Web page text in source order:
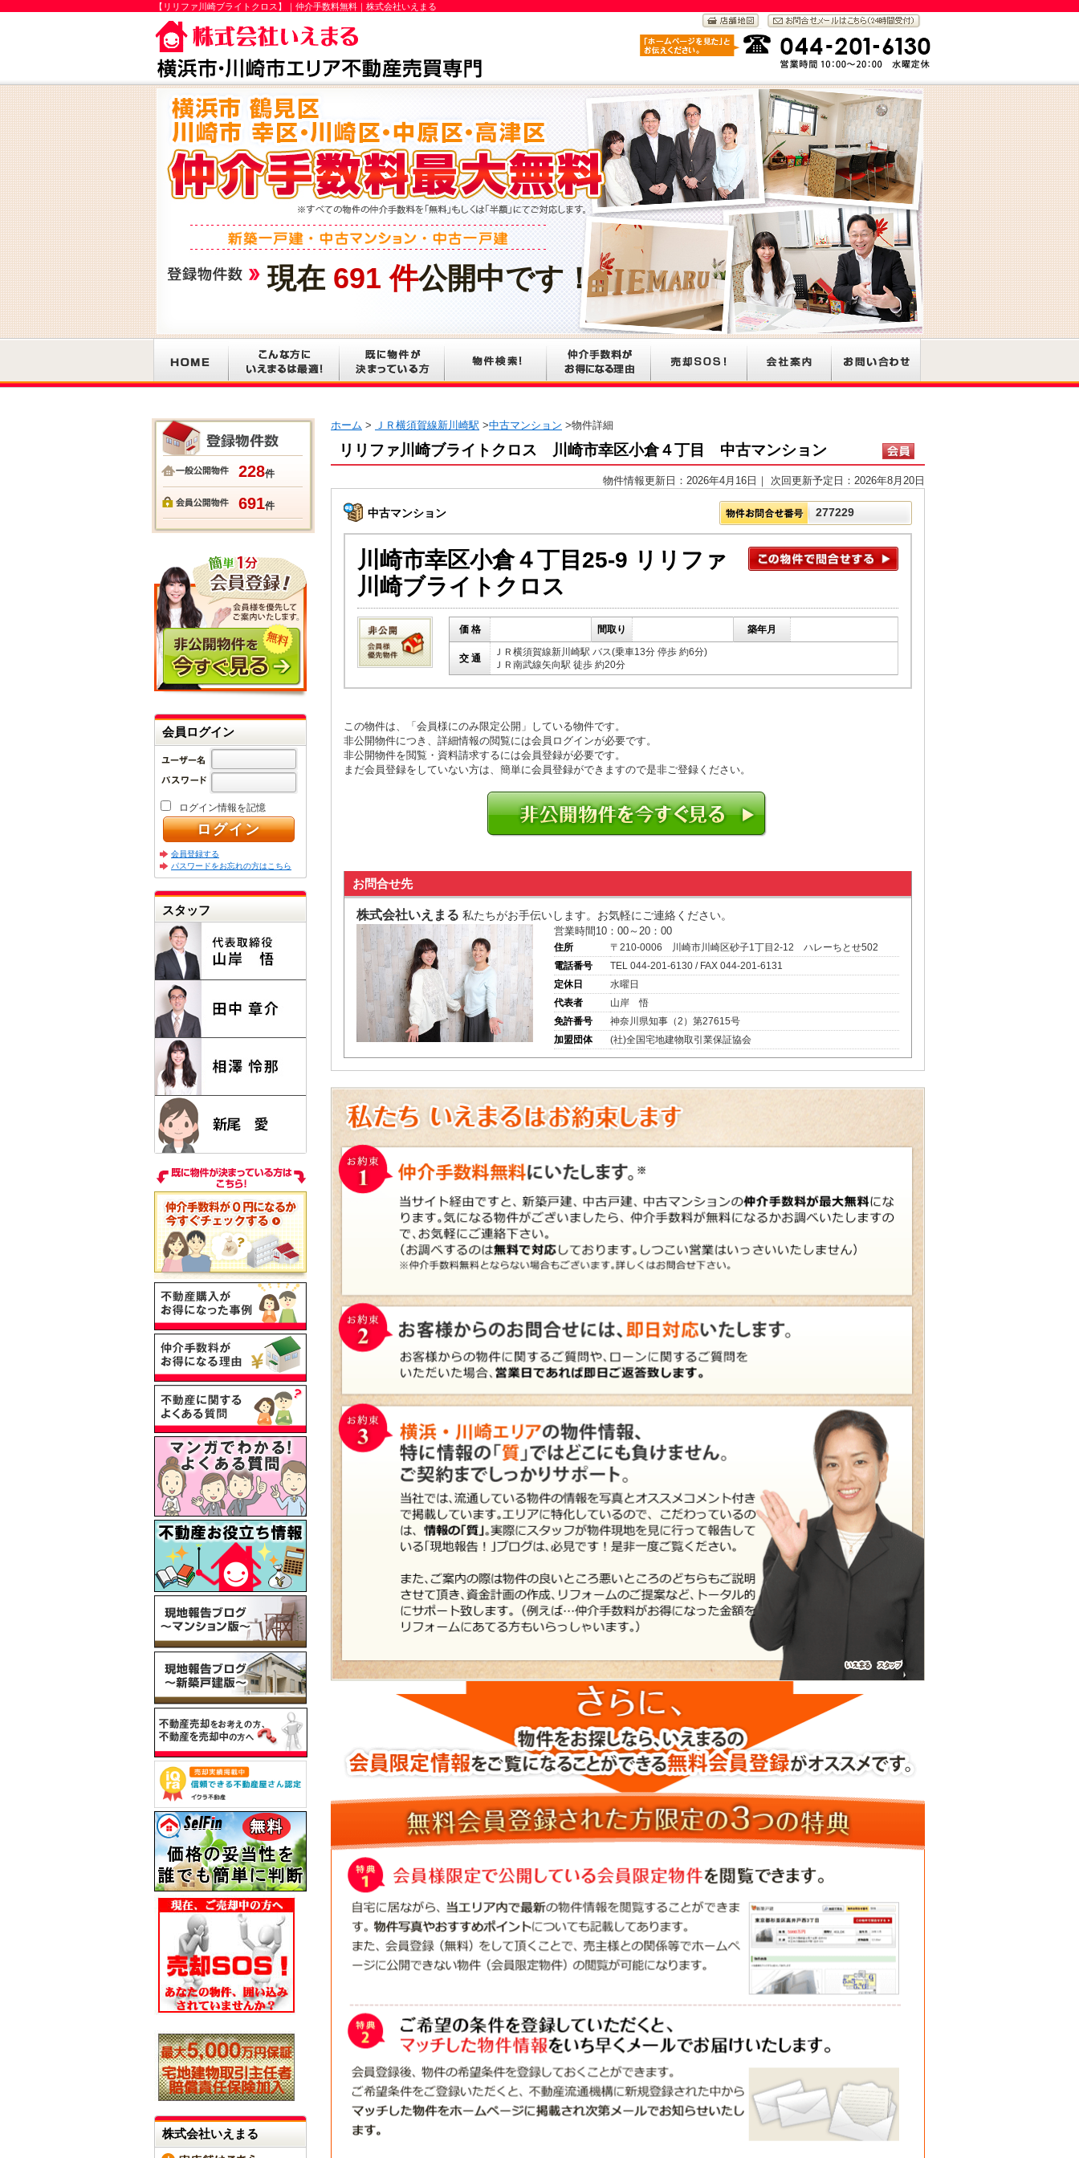
【リリファ川崎ブライトクロス】｜仲介手数料無料｜株式会社いえまる
現在 691 件公開中です！
ホーム > ＪＲ横須賀線新川崎駅 >中古マンション >物件詳細
リリファ川崎ブライトクロス 川崎市幸区小倉４丁目 中古マンション
物件情報更新日：2026年4月16日｜ 次回更新予定日：2026年8月20日
中古マンション 277229
川崎市幸区小倉４丁目25-9 リリファ
川崎ブライトクロス
価 格 間取り 築年月
交 通
ＪＲ横須賀線新川崎駅 バス(乗車13分 停歩 約6分)
ＪＲ南武線矢向駅 徒歩 約20分
この物件は、「会員様にのみ限定公開」している物件です。
非公開物件につき、詳細情報の閲覧には会員ログインが必要です。
非公開物件を閲覧・資料請求するには会員登録が必要です。
まだ会員登録をしていない方は、簡単に会員登録ができますので是非ご登録ください。
お問合せ先
株式会社いえまる 私たちがお手伝いします。お気軽にご連絡ください。
営業時間10：00～20：00
住所
〒210-0006 川崎市川崎区砂子1丁目2-12 ハレーちとせ502
電話番号
TEL 044-201-6130 / FAX 044-201-6131
定休日
水曜日
代表者
山岸 悟
免許番号
神奈川県知事（2）第27615号
加盟団体
(社)全国宅地建物取引業保証協会
228件
691件
会員ログイン
ログイン情報を記憶
会員登録する
パスワードをお忘れの方はこちら
スタッフ
株式会社いえまる